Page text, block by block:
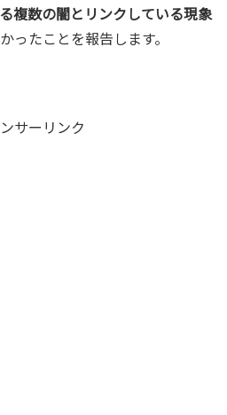
複数の闇とリンクしている現象
ったことを報告します。
サーリンク